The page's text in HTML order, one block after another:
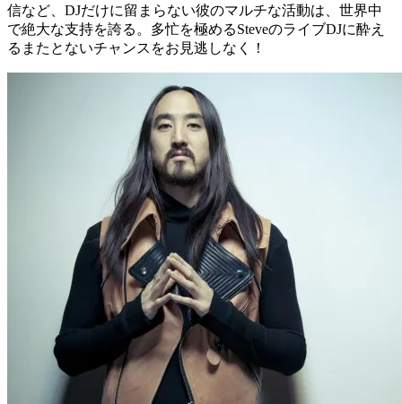
信など、DJだけに留まらない彼のマルチな活動は、世界中
で絶大な支持を誇る。多忙を極めるSteveのライブDJに酔え
るまたとないチャンスをお見逃しなく！